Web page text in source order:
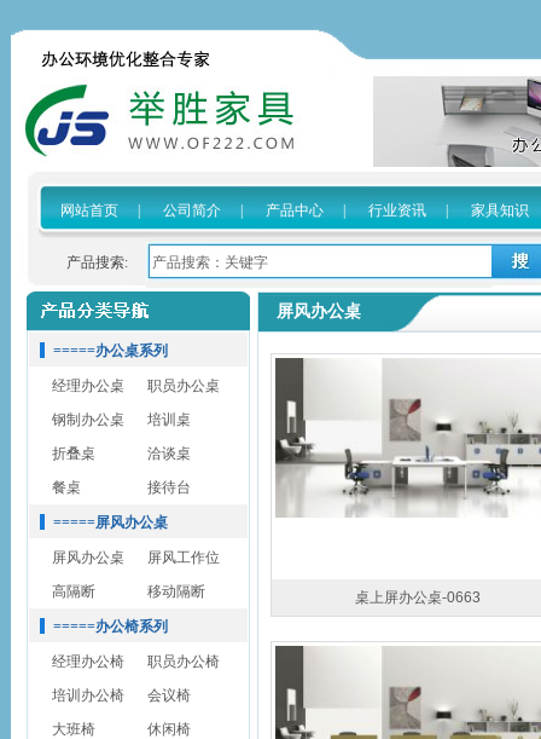
网站首页 公司简介 产品中心 行业资讯 家具知识
产品搜索:
=====办公桌系列
经理办公桌
职员办公桌
钢制办公桌
培训桌
折叠桌
洽谈桌
餐桌
接待台
=====屏风办公桌
屏风办公桌
屏风工作位
高隔断
移动隔断
=====办公椅系列
经理办公椅
职员办公椅
培训办公椅
会议椅
大班椅
休闲椅
屏风办公桌
桌上屏办公桌-0663